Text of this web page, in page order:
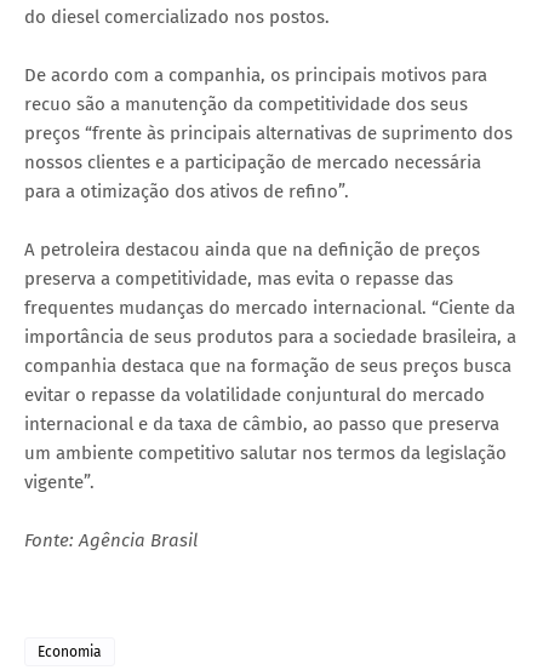
do diesel comercializado nos postos.
De acordo com a companhia, os principais motivos para
recuo são a manutenção da competitividade dos seus
preços “frente às principais alternativas de suprimento dos
nossos clientes e a participação de mercado necessária
para a otimização dos ativos de refino”.
A petroleira destacou ainda que na definição de preços
preserva a competitividade, mas evita o repasse das
frequentes mudanças do mercado internacional. “Ciente da
importância de seus produtos para a sociedade brasileira, a
companhia destaca que na formação de seus preços busca
evitar o repasse da volatilidade conjuntural do mercado
internacional e da taxa de câmbio, ao passo que preserva
um ambiente competitivo salutar nos termos da legislação
vigente”.
Fonte: Agência Brasil
Economia